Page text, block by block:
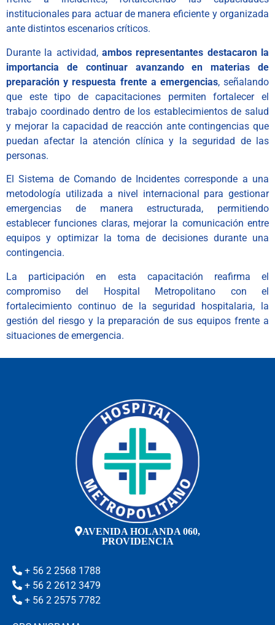
institucionales para actuar de manera eficiente y organizada
ante distintos escenarios críticos.
Durante la actividad, ambos representantes destacaron la
importancia de continuar avanzando en materias de
preparación y respuesta frente a emergencias, señalando
que este tipo de capacitaciones permiten fortalecer el
trabajo coordinado dentro de los establecimientos de salud
y mejorar la capacidad de reacción ante contingencias que
puedan afectar la atención clínica y la seguridad de las
personas.
El Sistema de Comando de Incidentes corresponde a una
metodología utilizada a nivel internacional para gestionar
emergencias de manera estructurada, permitiendo
establecer funciones claras, mejorar la comunicación entre
equipos y optimizar la toma de decisiones durante una
contingencia.
La participación en esta capacitación reafirma el
compromiso del Hospital Metropolitano con el
fortalecimiento continuo de la seguridad hospitalaria, la
gestión del riesgo y la preparación de sus equipos frente a
situaciones de emergencia.
AVENIDA HOLANDA 060,
PROVIDENCIA
+ 56 2 2568 1788
+ 56 2 2612 3479
+ 56 2 2575 7782